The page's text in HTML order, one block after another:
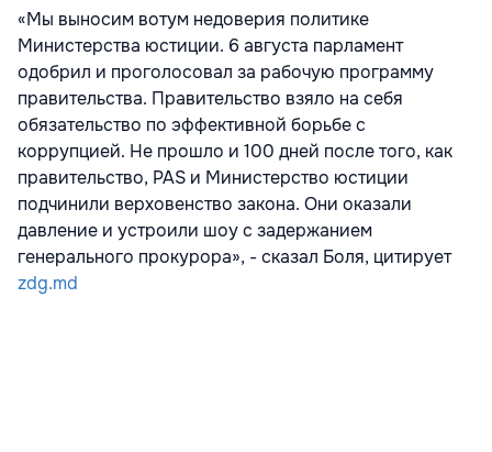
«Мы выносим вотум недоверия политике
Министерства юстиции. 6 августа парламент
одобрил и проголосовал за рабочую программу
правительства. Правительство взяло на себя
обязательство по эффективной борьбе с
коррупцией. Не прошло и 100 дней после того, как
правительство, PAS и Министерство юстиции
подчинили верховенство закона. Они оказали
давление и устроили шоу с задержанием
генерального прокурора», - сказал Боля, цитирует
zdg.md